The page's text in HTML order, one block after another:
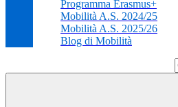
Programma Erasmus+
Mobilità A.S. 2024/25
Mobilità A.S. 2025/26
Blog di Mobilità